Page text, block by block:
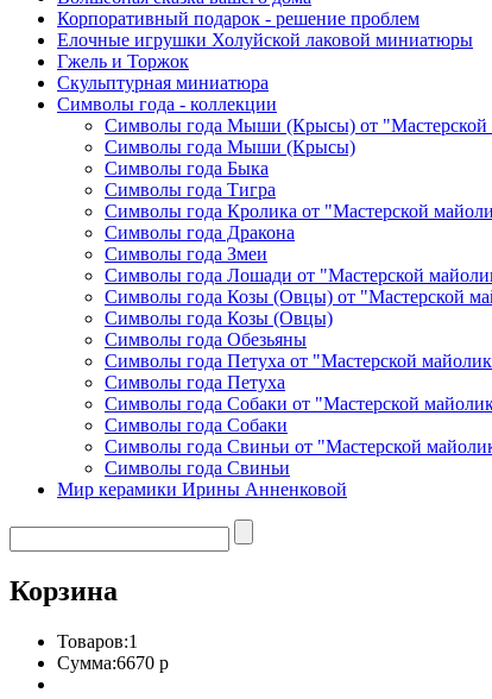
Корпоративный подарок - решение проблем
Елочные игрушки Холуйской лаковой миниатюры
Гжель и Торжок
Скульптурная миниатюра
Символы года - коллекции
Символы года Мыши (Крысы) от "Мастерской
Символы года Мыши (Крысы)
Символы года Быка
Символы года Тигра
Символы года Кролика от "Мастерской
Символы года Дракона
Символы года Змеи
Символы года Лошади от "Мастерской
Символы года Козы (Овцы) от "Мастерской
Символы года Козы (Овцы)
Символы года Обезьяны
Символы года Петуха от "Мастерской
Символы года Петуха
Символы года Собаки от "Мастерской
Символы года Собаки
Символы года Свиньи от "Мастерской
Символы года Свиньи
Мир керамики Ирины Анненковой
Корзина
Товаров:1
Сумма:6670 р